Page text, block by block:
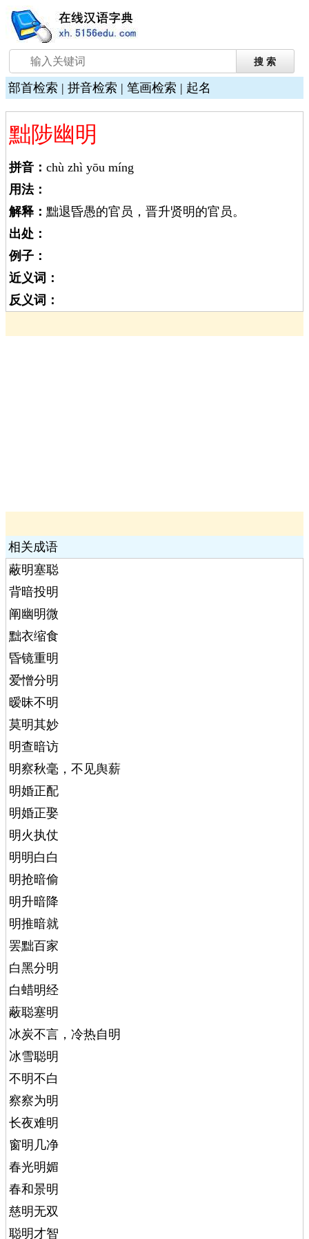
部首检索 | 拼音检索 | 笔画检索 | 起名
黜陟幽明
拼音： chù zhì yōu míng
用法：
解释： 黜退昏愚的官员，晋升贤明的官员。
出处：
例子：
近义词：
反义词：
相关成语
蔽明塞聪
背暗投明
阐幽明微
黜衣缩食
昏镜重明
爱憎分明
暧昧不明
莫明其妙
明查暗访
明察秋毫，不见舆薪
明婚正配
明婚正娶
明火执仗
明明白白
明抢暗偷
明升暗降
明推暗就
罢黜百家
白黑分明
白蜡明经
蔽聪塞明
冰炭不言，冷热自明
冰雪聪明
不明不白
察察为明
长夜难明
窗明几净
春光明媚
春和景明
慈明无双
聪明才智